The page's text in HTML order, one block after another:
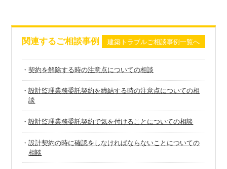
関連するご相談事例 建築トラブルご相談事例一覧へ
・契約を解除する時の注意点についての相談
・設計監理業務委託契約を締結する時の注意点についての相
談
・設計監理業務委託契約で気を付けることについての相談
・設計契約の時に確認をしなければならないことについての
相談